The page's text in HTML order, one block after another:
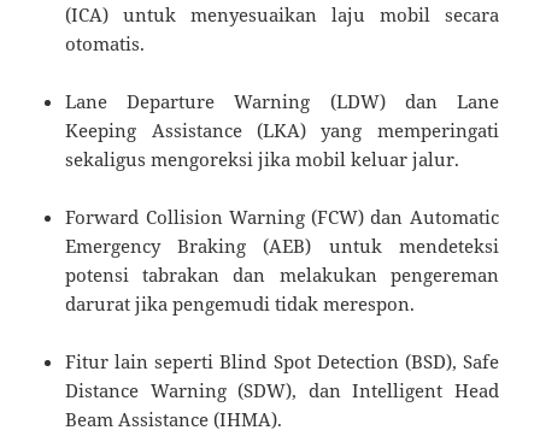
(ICA) untuk menyesuaikan laju mobil secara
otomatis.
Lane Departure Warning (LDW) dan Lane
Keeping Assistance (LKA) yang memperingati
sekaligus mengoreksi jika mobil keluar jalur.
Forward Collision Warning (FCW) dan Automatic
Emergency Braking (AEB) untuk mendeteksi
potensi tabrakan dan melakukan pengereman
darurat jika pengemudi tidak merespon.
Fitur lain seperti Blind Spot Detection (BSD), Safe
Distance Warning (SDW), dan Intelligent Head
Beam Assistance (IHMA).